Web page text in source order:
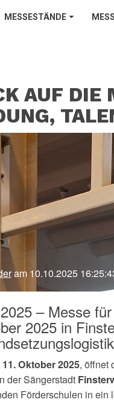
MESSESTÄNDE
AUF DIE
am 10.10.2025
– Messe
2025 in
11. Oktober 2025, öffnet
der Sängerstadt
Förderschulen in ein